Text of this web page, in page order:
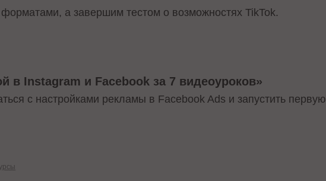
а завершим тестом о возможностях TikTok.
в Instagram и Facebook за 7 видеоуроков»
с настройками рекламы в Facebook Ads и запустить первую